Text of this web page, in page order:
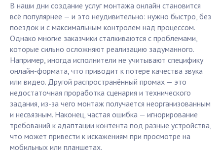
В наши дни создание услуг монтажа онлайн становится
всё популярнее — и это неудивительно: нужно быстро, без
поездок и с максимальным контролем над процессом.
Однако многие заказчики сталкиваются с проблемами,
которые сильно осложняют реализацию задуманного.
Например, иногда исполнители не учитывают специфику
онлайн-формата, что приводит к потере качества звука
или видео. Другой распространённый промах — это
недостаточная проработка сценария и технического
задания, из-за чего монтаж получается неорганизованным
и несвязным. Наконец, частая ошибка — игнорирование
требований к адаптации контента под разные устройства,
что может привести к искажениям при просмотре на
мобильных или планшетах.